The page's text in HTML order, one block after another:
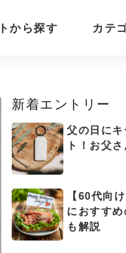
から探す カテ
新着エントリー
父の日に
ト！お父
【60代向
におすす
も解説